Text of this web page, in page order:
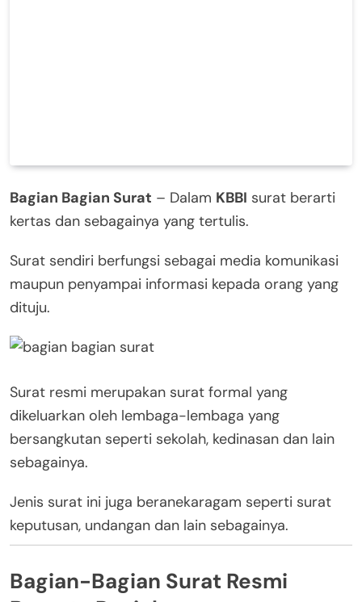
Bagian Bagian Surat – Dalam KBBI surat berarti
kertas dan sebagainya yang tertulis.
Surat sendiri berfungsi sebagai media komunikasi
maupun penyampai informasi kepada orang yang
dituju.
Surat resmi merupakan surat formal yang
dikeluarkan oleh lembaga-lembaga yang
bersangkutan seperti sekolah, kedinasan dan lain
sebagainya.
Jenis surat ini juga beranekaragam seperti surat
keputusan, undangan dan lain sebagainya.
Bagian-Bagian Surat Resmi